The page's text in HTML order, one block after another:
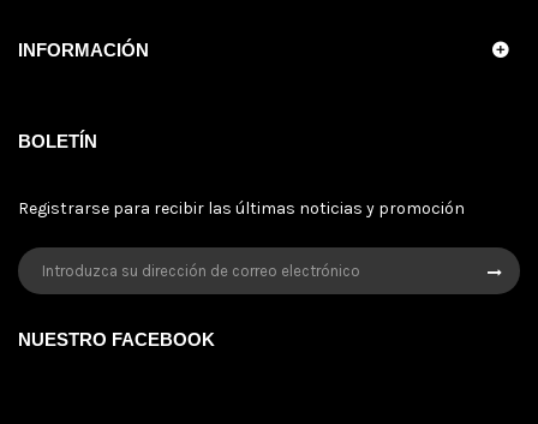
INFORMACIÓN
BOLETÍN
Registrarse para recibir las últimas noticias y promoción
NUESTRO FACEBOOK